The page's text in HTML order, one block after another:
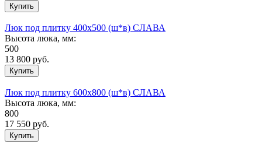
Люк под плитку 400х500 (ш*в) СЛАВА
Высота люка, мм:
500
13 800 руб.
Люк под плитку 600х800 (ш*в) СЛАВА
Высота люка, мм:
800
17 550 руб.